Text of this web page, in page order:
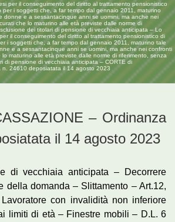
per il conseguimento del diritto al trattamento pensionistico
per i soggetti che, a far tempo dal gennaio 2011, maturino
donne e a sessantacinque anni se uomini, ma anche nei
che lo maturino alle età previste dalle norme di
dei titolari di pensione di vecchiaia anticipata – Lo
il conseguimento del diritto al trattamento pensionistico di
i soggetti che, a far tempo dal gennaio 2011, maturino tale
e a sessantacinque anni se uomini, ma anche nei confronti
maturino alle età previste dalle norme di riferimento, senza
di pensione di vecchiaia anticipata – CORTE di
n. 24610 deposiatata il 14 agosto 2023
– Ordinanza
il 14 agosto 2023
di vecchiaia anticipata – Decorrere
della domanda – Slittamento – Art.12,
con invalidità non inferiore
limiti di età – Finestre mobili – D.L. 6